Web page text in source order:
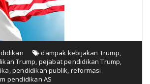
dampak kebijakan Trump,
Trump, pejabat pendidikan Trump,
,pendidikan publik, reformasi
pendidikan AS